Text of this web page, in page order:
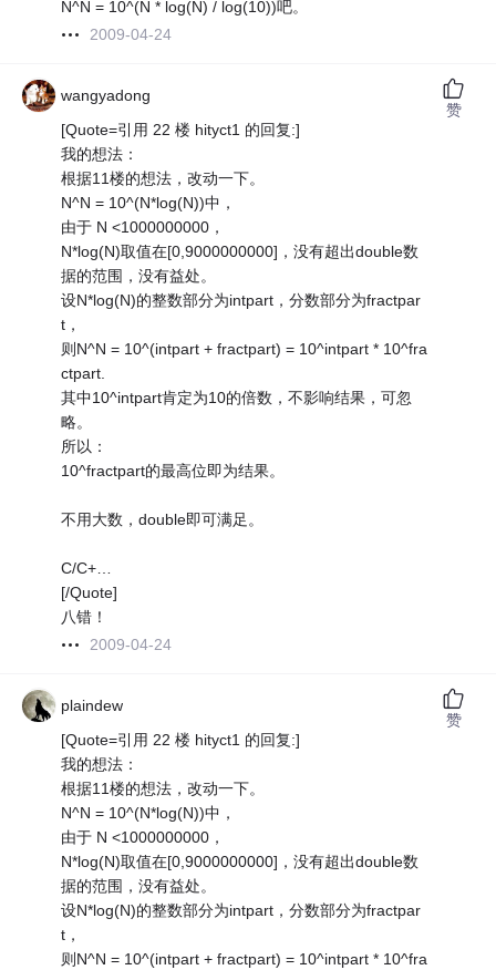
N^N = 10^(N * log(N) / log(10))吧。
2009-04-24
wangyadong
[Quote=引用 22 楼 hityct1 的回复:]
我的想法：
根据11楼的想法，改动一下。
N^N = 10^(N*log(N))中，
由于 N <1000000000，
N*log(N)取值在[0,9000000000]，没有超出double数
据的范围，没有益处。
设N*log(N)的整数部分为intpart，分数部分为fractpar
t，
则N^N = 10^(intpart + fractpart) = 10^intpart * 10^fra
ctpart.
其中10^intpart肯定为10的倍数，不影响结果，可忽
略。
所以：
10^fractpart的最高位即为结果。
不用大数，double即可满足。
C/C+…
[/Quote]
八错！
2009-04-24
赞
plaindew
[Quote=引用 22 楼 hityct1 的回复:]
我的想法：
根据11楼的想法，改动一下。
N^N = 10^(N*log(N))中，
由于 N <1000000000，
N*log(N)取值在[0,9000000000]，没有超出double数
据的范围，没有益处。
设N*log(N)的整数部分为intpart，分数部分为fractpar
t，
则N^N = 10^(intpart + fractpart) = 10^intpart * 10^fra
赞